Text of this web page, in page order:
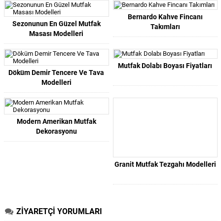
Sezonunun En Güzel Mutfak
Masası Modelleri
Bernardo Kahve Fincanı
Takımları
Döküm Demir Tencere Ve Tava
Modelleri
Mutfak Dolabı Boyası Fiyatları
Modern Amerikan Mutfak
Dekorasyonu
Granit Mutfak Tezgahı Modelleri
ZİYARETÇİ YORUMLARI